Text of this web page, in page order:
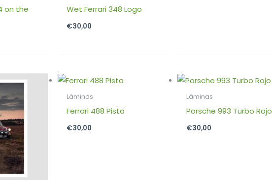
on the
Wet Ferrari 348 Logo
€30,00
Láminas
Ferrari 488 Pista
€30,00
Láminas
Porsche 993 Turbo Rojo
€30,00